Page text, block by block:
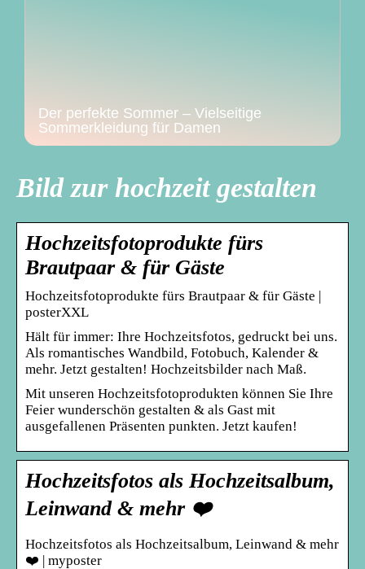
Der perfekte Sommer – Vielseitige
Sommerkleidung für Damen
Bild zur hochzeit gestalten
Hochzeitsfotoprodukte fürs
Brautpaar & für Gäste
Hochzeitsfotoprodukte fürs Brautpaar & für Gäste |
posterXXL
Hält für immer: Ihre Hochzeitsfotos, gedruckt bei uns.
Als romantisches Wandbild, Fotobuch, Kalender &
mehr. Jetzt gestalten! Hochzeitsbilder nach Maß.
Mit unseren Hochzeitsfotoprodukten können Sie Ihre
Feier wunderschön gestalten & als Gast mit
ausgefallenen Präsenten punkten. Jetzt kaufen!
Hochzeitsfotos als Hochzeitsalbum,
Leinwand & mehr ❤️
Hochzeitsfotos als Hochzeitsalbum, Leinwand & mehr
❤️ | myposter